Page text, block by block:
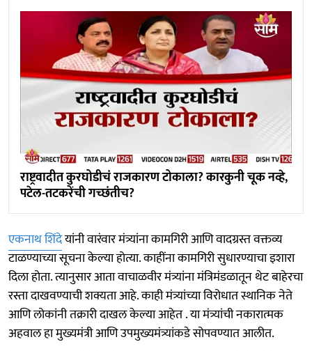
राष्ट्रवादीत कुरघोडीचं राजकारण टोकाला? कारकुनी चूक नव्हे,
पटेल-तटकरेंची गच्छंतीच?
एकनाथ शिंदेयांनी वारंवार मंत्र्यांना कामगिरी आणि वादग्रस्त वक्तव्य
टाळण्याच्या सूचना केल्या होत्या. काहींना कामगिरी सुधारण्याचा इशारा
दिला होता. त्यानुसार आता वाचाळवीर मंत्र्यांना मंत्रिमंडळातून थेट बाहेरचा
रस्ता दाखवण्याची शक्यता आहे. काही मंत्र्यांच्या विरोधात स्थानिक नेते
आणि लोकांनी तक्रारी दाखल केल्या आहेत . या मंत्र्यांची नकारात्मक
अहवाल हा मुख्यमंत्री आणि उपमुख्यमंत्र्यांकडे सोपवण्यात आलीत.